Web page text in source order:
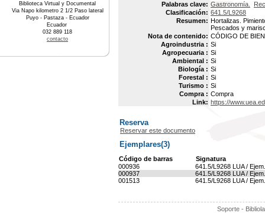
Palabras clave: Gastronomía.
Clasificación: 641.5/L9268
Resumen: Hortalizas.
Pescados y
Nota de contenido: CÓDIGO DE
Agroindustria : Si
Agropecuaria : Si
Ambiental : Si
Biología : Si
Forestal : Si
Turismo : Si
Compra : Compra
Link: https://
Reserva
Reservar este documento
Ejemplares(3)
Código de barras
Signatura
000936
641.5/L9268 LUA /
000937
641.5/L9268 LUA /
001513
641.5/L9268 LUA /
Soporte -
Biblioteca Virtual y Documental
Via Napo kilometro 2 1/2 Paso lateral
Puyo - Pastaza - Ecuador
Ecuador
032 889 118
contacto